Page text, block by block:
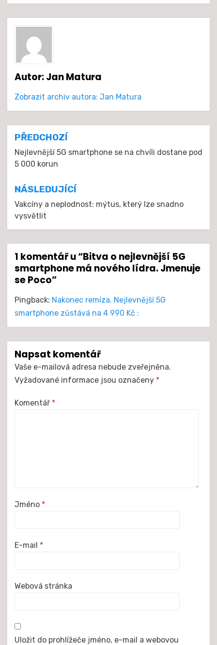
Autor:Jan Matura
Zobrazit archiv autora: Jan Matura
Navigace
pro
příspěvek
PŘEDCHOZÍ
Nejlevnější 5G smartphone se na chvíli dostane pod
5 000 korun
NÁSLEDUJÍCÍ
Vakcíny a neplodnost: mýtus, který lze snadno
vysvětlit
1 komentář u “Bitva o nejlevnější 5G
smartphone má nového lídra. Jmenuje
se Poco”
Pingback: Nakonec remíza. Nejlevnější 5G
smartphone zůstává na 4 990 Kč :
Napsat komentář
Vaše e-mailová adresa nebude zveřejněna.
Vyžadované informace jsou označeny *
Komentář *
Jméno *
E-mail *
Webová stránka
Uložit do prohlížeče jméno, e-mail a webovou